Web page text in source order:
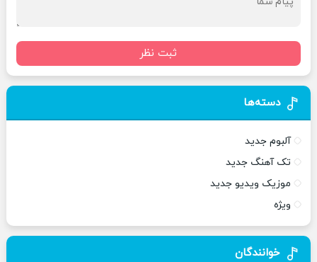
ثبت نظر
دسته‌ها
آلبوم جدید
تک آهنگ جدید
موزیک ویدیو جدید
ویژه
خوانندگان